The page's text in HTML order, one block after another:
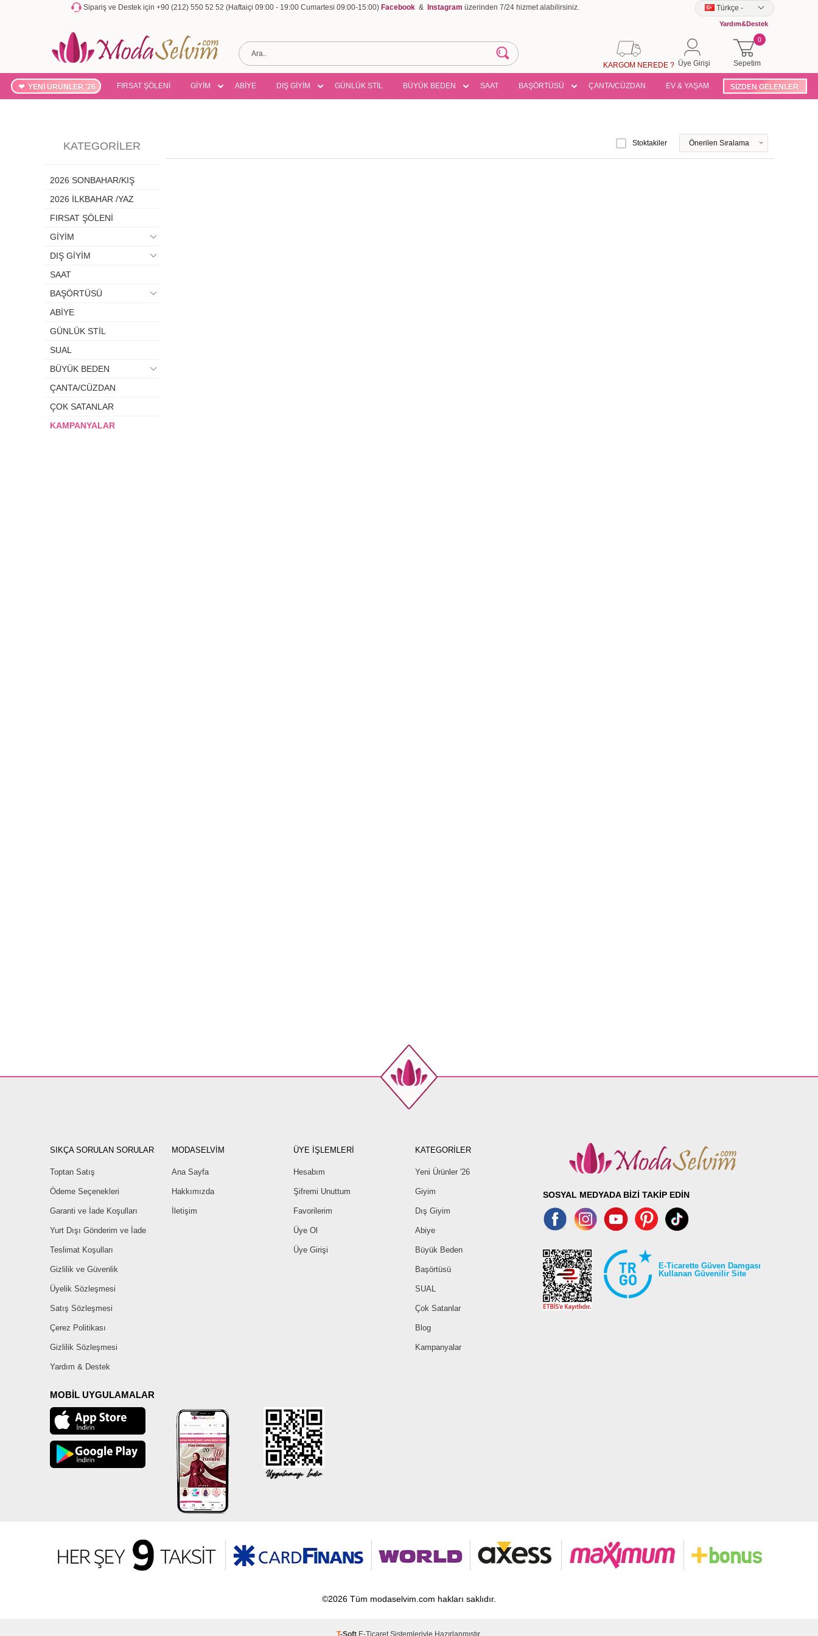
Sipariş ve Destek için +90 (212) 550 52 52 (Haftaiçi 09:00 - 19:00 Cumartesi 09:00-15:00) Facebook & Instagram üzerinden 7/24 hizmet alabilirsiniz. Türkçe -
Yardım&Destek
Sepetim
0
Üye Girişi
KARGOM NEREDE ?
YENİ ÜRÜNLER '26 FIRSAT ŞÖLENİ GİYİM ABİYE DIŞ GİYİM GÜNLÜK STİL BÜYÜK BEDEN SAAT BAŞÖRTÜSÜ ÇANTA/CÜZDAN EV & YAŞAM SİZDEN GELENLER
KATEGORILER
2026 SONBAHAR/KIŞ
2026 İLKBAHAR /YAZ
FIRSAT ŞÖLENİ
GİYİM
DIŞ GİYİM
SAAT
BAŞÖRTÜSÜ
ABİYE
GÜNLÜK STİL
SUAL
BÜYÜK BEDEN
ÇANTA/CÜZDAN
ÇOK SATANLAR
KAMPANYALAR
Stoktakiler
SIKÇA SORULAN SORULAR
Toptan Satış
Ödeme Seçenekleri
Garanti ve İade Koşulları
Yurt Dışı Gönderim ve İade
Teslimat Koşulları
Gizlilik ve Güvenlik
Üyelik Sözleşmesi
Satış Sözleşmesi
Çerez Politikası
Gizlilik Sözleşmesi
Yardım & Destek
MODASELVİM
Ana Sayfa
Hakkımızda
İletişim
ÜYE İŞLEMLERİ
Hesabım
Şifremi Unuttum
Favorilerim
Üye Ol
Üye Girişi
KATEGORİLER
Yeni Ürünler '26
Giyim
Dış Giyim
Abiye
Büyük Beden
Başörtüsü
SUAL
Çok Satanlar
Blog
Kampanyalar
MOBİL UYGULAMALAR
SOSYAL MEDYADA BİZİ TAKİP EDİN
E-Ticarette Güven Damgası
Kullanan Güvenilir Site
©2026 Tüm modaselvim.com hakları saklıdır.
T-Soft E-Ticaret Sistemleriyle Hazırlanmıştır.